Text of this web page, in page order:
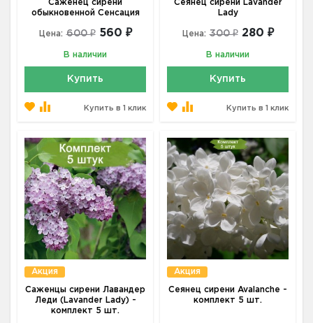
Саженец сирени
обыкновенной Сенсация
Цена: 600 ₽ 560 ₽
В наличии
Купить
Купить в 1 клик
Сеянец сирени Lavander
Lady
Цена: 300 ₽ 280 ₽
В наличии
Купить
Купить в 1 клик
Акция
Саженцы сирени Лавандер
Леди (Lavander Lady) -
комплект 5 шт.
Акция
Сеянец сирени Avalanche -
комплект 5 шт.